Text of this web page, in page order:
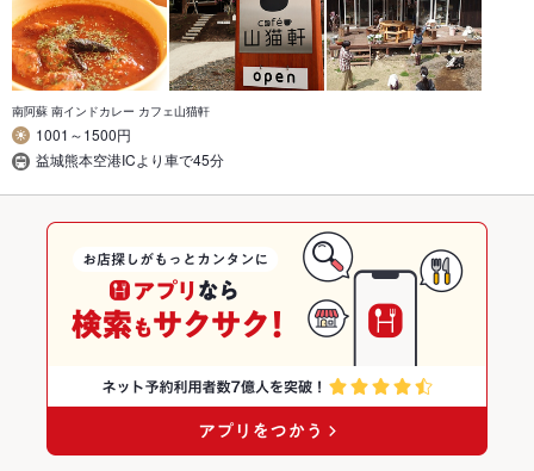
南阿蘇 南インドカレー カフェ山猫軒
1001～1500円
益城熊本空港ICより車で45分